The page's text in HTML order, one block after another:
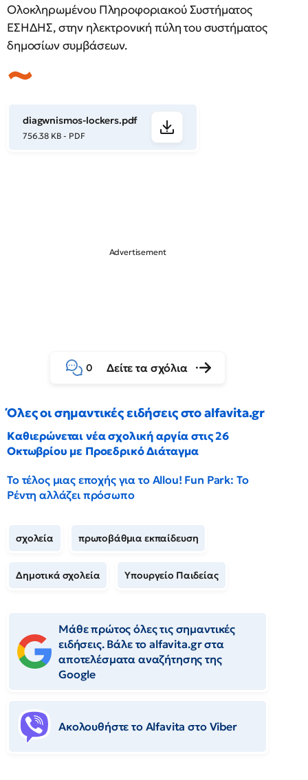
Ολοκληρωμένου Πληροφοριακού Συστήματος
ΕΣΗΔΗΣ, στην ηλεκτρονική πύλη του συστήματος
δημοσίων συμβάσεων.
diagwnismos-lockers.pdf
756.38 KB - PDF
0 Δείτε τα σχόλια
Όλες οι σημαντικές ειδήσεις στο alfavita.gr
Καθιερώνεται νέα σχολική αργία στις 26
Οκτωβρίου με Προεδρικό Διάταγμα
Το τέλος μιας εποχής για το Allou! Fun Park: Το
Ρέντη αλλάζει πρόσωπο
σχολεία πρωτοβάθμια εκπαίδευση
Δημοτικά σχολεία Υπουργείο Παιδείας
Μάθε πρώτος όλες τις σημαντικές
ειδήσεις. Βάλε το alfavita.gr στα
αποτελέσματα αναζήτησης της
Google
Ακολουθήστε το Αlfavita στο Viber